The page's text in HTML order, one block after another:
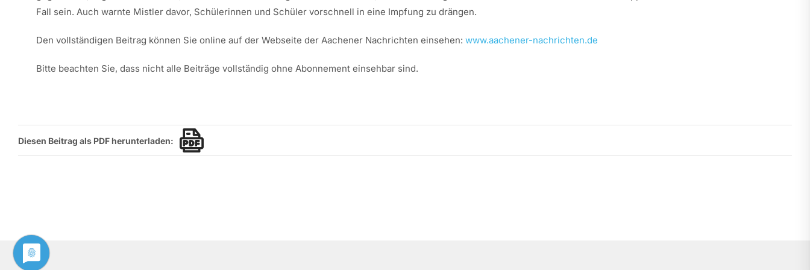
Fall sein. Auch warnte Mistler davor, Schülerinnen und Schüler vorschnell in eine Impfung zu drängen.
Den vollständigen Beitrag können Sie online auf der Webseite der Aachener Nachrichten einsehen: www.aachener-nachrichten.de
Bitte beachten Sie, dass nicht alle Beiträge vollständig ohne Abonnement einsehbar sind.
Diesen Beitrag als PDF herunterladen: